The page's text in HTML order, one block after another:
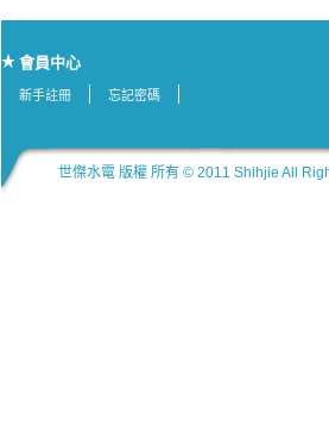
會員中心
新手註冊 忘記密碼
世傑水電 版權 所有 © 2011 Shihjie All